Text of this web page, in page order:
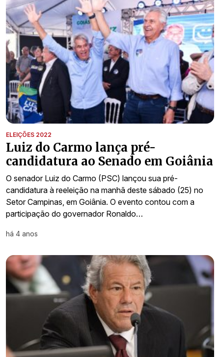
ELEIÇÕES 2022
Luiz do Carmo lança pré-
candidatura ao Senado em Goiânia
O senador Luiz do Carmo (PSC) lançou sua pré-
candidatura à reeleição na manhã deste sábado (25) no
Setor Campinas, em Goiânia. O evento contou com a
participação do governador Ronaldo…
há 4 anos